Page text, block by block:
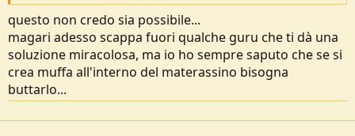
questo non credo sia possibile...
magari adesso scappa fuori qualche guru che ti dà una
soluzione miracolosa, ma io ho sempre saputo che se si
crea muffa all'interno del materassino bisogna
buttarlo...